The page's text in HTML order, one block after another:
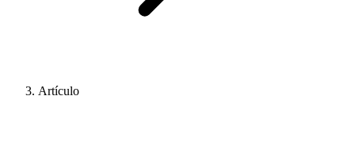
Artículo